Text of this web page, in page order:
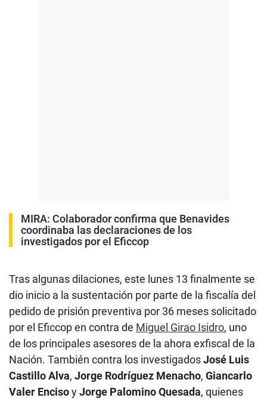
MIRA: Colaborador confirma que Benavides
coordinaba las declaraciones de los
investigados por el Eficcop
Tras algunas dilaciones, este lunes 13 finalmente se
dio inicio a la sustentación por parte de la fiscalía del
pedido de prisión preventiva por 36 meses solicitado
por el Eficcop en contra de Miguel Girao Isidro, uno
de los principales asesores de la ahora exfiscal de la
Nación. También contra los investigadosJosé Luis
Castillo Alva, Jorge Rodríguez Menacho, Giancarlo
Valer EncisoyJorge Palomino Quesada, quienes